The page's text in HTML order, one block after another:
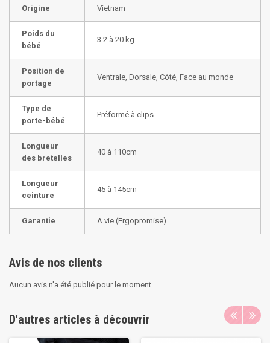
Origine Vietnam
Poids du
bébé
3.2 à 20 kg
Position de
portage
Ventrale, Dorsale, Côté, Face au monde
Type de
porte-bébé
Préformé à clips
Longueur
des bretelles
40 à 110cm
Longueur
ceinture
45 à 145cm
Garantie A vie (Ergopromise)
Avis de nos clients
Aucun avis n'a été publié pour le moment.
D'autres articles à découvrir